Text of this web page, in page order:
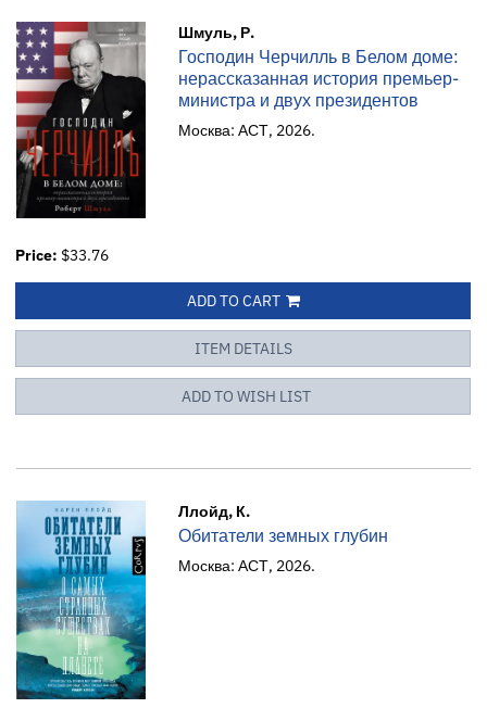
Шмуль, Р.
Господин Черчилль в Белом доме:
нерассказанная история премьер-
министра и двух президентов
Москва: АСТ, 2026.
Price: $33.76
ADD TO CART
ITEM DETAILS
ADD TO WISH LIST
Ллойд, К.
Обитатели земных глубин
Москва: АСТ, 2026.